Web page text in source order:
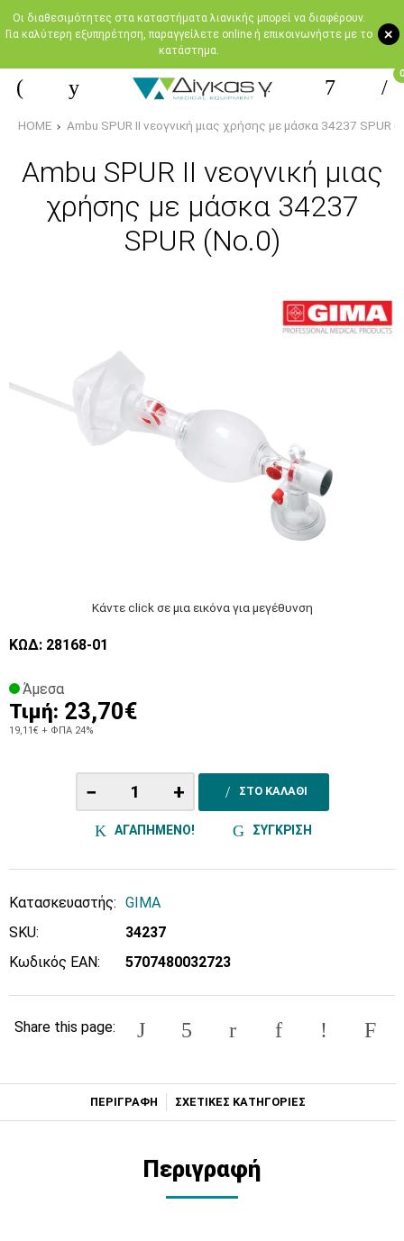
+
Oι διαθεσιμότητες στα καταστήματα λιανικής μπορεί να διαφέρουν.
Για καλύτερη εξυπηρέτηση, παραγγείλετε online ή επικοινωνήστε με το
κατάστημα.
0
HOME Ambu SPUR II νεογνική μιας χρήσης με μάσκα 34237 SPUR
Ambu SPUR II νεογνική μιας
χρήσης με μάσκα 34237
SPUR (No.0)
Κάντε click σε μια εικόνα για μεγέθυνση
ΚΩΔ: 28168-01
Άμεσα
Τιμή: 23,70€
19,11€ + ΦΠΑ 24%
− + ΣΤΟ ΚΑΛΑΘΙ
ΑΓΑΠΗΜΕΝΟ! ΣΥΓΚΡΙΣΗ
Κατασκευαστής: GIMA
SKU:
34237
Κωδικός EAN:
5707480032723
Share this page:
ΠΕΡΙΓΡΑΦΗ ΣΧΕΤΙΚΕΣ ΚΑΤΗΓΟΡΙΕΣ
Περιγραφή